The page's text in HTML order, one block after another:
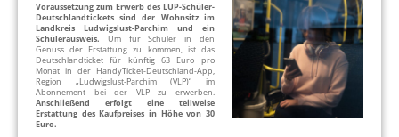
Voraussetzung zum Erwerb des LUP-Schüler-
Deutschlandtickets sind der Wohnsitz im
Landkreis Ludwigslust-Parchim und ein
Schülerausweis. Um für Schüler in den
Genuss der Erstattung zu kommen, ist das
Deutschlandticket für künftig 63 Euro pro
Monat in der HandyTicket-Deutschland-App,
Region „Ludwigslust-Parchim (VLP)“ im
Abonnement bei der VLP zu erwerben.
Anschließend erfolgt eine teilweise
Erstattung des Kaufpreises in Höhe von 30
Euro.